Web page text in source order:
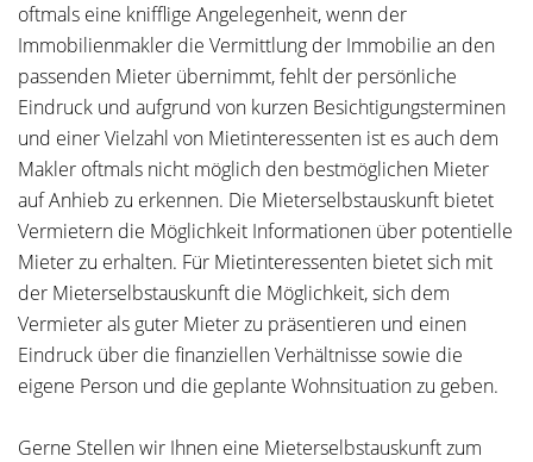
oftmals eine knifflige Angelegenheit, wenn der
Immobilienmakler die Vermittlung der Immobilie an den
passenden Mieter übernimmt, fehlt der persönliche
Eindruck und aufgrund von kurzen Besichtigungsterminen
und einer Vielzahl von Mietinteressenten ist es auch dem
Makler oftmals nicht möglich den bestmöglichen Mieter
auf Anhieb zu erkennen. Die Mieterselbstauskunft bietet
Vermietern die Möglichkeit Informationen über potentielle
Mieter zu erhalten. Für Mietinteressenten bietet sich mit
der Mieterselbstauskunft die Möglichkeit, sich dem
Vermieter als guter Mieter zu präsentieren und einen
Eindruck über die finanziellen Verhältnisse sowie die
eigene Person und die geplante Wohnsituation zu geben.
Gerne Stellen wir Ihnen eine Mieterselbstauskunft zum